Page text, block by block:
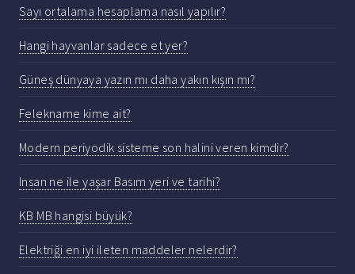
Sayı ortalama hesaplama nasıl yapılır?
Hangi hayvanlar sadece et yer?
Güneş dünyaya yazın mı daha yakın kışın mı?
Felekname kime ait?
Modern periyodik sisteme son halini veren kimdir?
Insan ne ile yaşar Basım yeri ve tarihi?
KB MB hangisi büyük?
Elektriği en iyi ileten maddeler nelerdir?